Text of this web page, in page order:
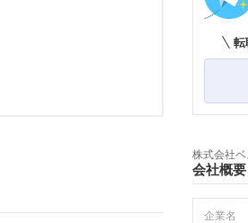
株式会社
会社概要
企業名